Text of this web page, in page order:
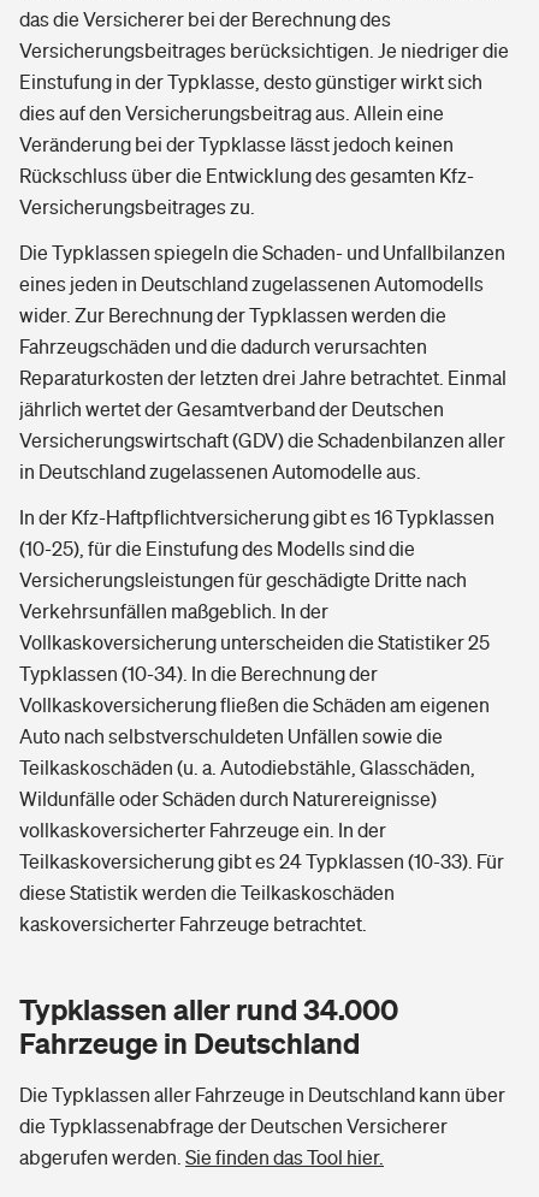
das die Versicherer bei der Berechnung des
Versicherungsbeitrages berücksichtigen. Je niedriger die
Einstufung in der Typklasse, desto günstiger wirkt sich
dies auf den Versicherungsbeitrag aus. Allein eine
Veränderung bei der Typklasse lässt jedoch keinen
Rückschluss über die Entwicklung des gesamten Kfz-
Versicherungsbeitrages zu.
Die Typklassen spiegeln die Schaden- und Unfallbilanzen
eines jeden in Deutschland zugelassenen Automodells
wider. Zur Berechnung der Typklassen werden die
Fahrzeugschäden und die dadurch verursachten
Reparaturkosten der letzten drei Jahre betrachtet. Einmal
jährlich wertet der Gesamtverband der Deutschen
Versicherungswirtschaft (GDV) die Schadenbilanzen aller
in Deutschland zugelassenen Automodelle aus.
In der Kfz-Haftpflichtversicherung gibt es 16 Typklassen
(10-25), für die Einstufung des Modells sind die
Versicherungsleistungen für geschädigte Dritte nach
Verkehrsunfällen maßgeblich. In der
Vollkaskoversicherung unterscheiden die Statistiker 25
Typklassen (10-34). In die Berechnung der
Vollkaskoversicherung fließen die Schäden am eigenen
Auto nach selbstverschuldeten Unfällen sowie die
Teilkaskoschäden (u. a. Autodiebstähle, Glasschäden,
Wildunfälle oder Schäden durch Naturereignisse)
vollkaskoversicherter Fahrzeuge ein. In der
Teilkaskoversicherung gibt es 24 Typklassen (10-33). Für
diese Statistik werden die Teilkaskoschäden
kaskoversicherter Fahrzeuge betrachtet.
Typklassen aller rund 34.000
Fahrzeuge in Deutschland
Die Typklassen aller Fahrzeuge in Deutschland kann über
die Typklassenabfrage der Deutschen Versicherer
abgerufen werden. Sie finden das Tool hier.